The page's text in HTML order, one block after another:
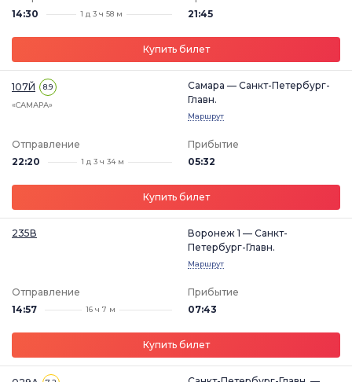
14:30
1 д 3 ч 58 м
21:45
Купить билет
107Й 8.9
«САМАРА»
Самара — Санкт-Петербург-
Главн.
Маршрут
Отправление
22:20
1 д 3 ч 34 м
Прибытие
05:32
Купить билет
235В
Воронеж 1 — Санкт-
Петербург-Главн.
Маршрут
Отправление
14:57
16 ч 7 м
Прибытие
07:43
Купить билет